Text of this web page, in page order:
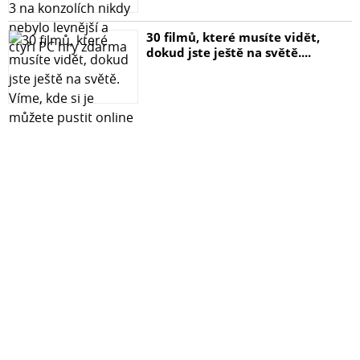
30 filmů, které musíte vidět,
dokud jste ještě na světě....